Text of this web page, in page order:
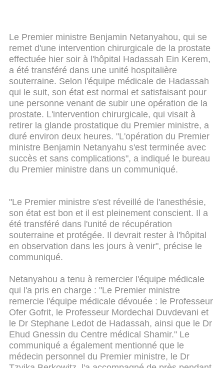
Le Premier ministre Benjamin Netanyahou, qui se
remet d'une intervention chirurgicale de la prostate
effectuée hier soir à l'hôpital Hadassah Ein Kerem,
a été transféré dans une unité hospitalière
souterraine. Selon l'équipe médicale de Hadassah
qui le suit, son état est normal et satisfaisant pour
une personne venant de subir une opération de la
prostate. L'intervention chirurgicale, qui visait à
retirer la glande prostatique du Premier ministre, a
duré environ deux heures. "L'opération du Premier
ministre Benjamin Netanyahu s'est terminée avec
succès et sans complications", a indiqué le bureau
du Premier ministre dans un communiqué.
"Le Premier ministre s'est réveillé de l'anesthésie,
son état est bon et il est pleinement conscient. Il a
été transféré dans l'unité de récupération
souterraine et protégée. Il devrait rester à l'hôpital
en observation dans les jours à venir", précise le
communiqué.
Netanyahou a tenu à remercier l'équipe médicale
qui l'a pris en charge : "Le Premier ministre
remercie l'équipe médicale dévouée : le Professeur
Ofer Gofrit, le Professeur Mordechai Duvdevani et
le Dr Stephane Ledot de Hadassah, ainsi que le Dr
Ehud Gnessin du Centre médical Shamir." Le
communiqué a également mentionné que le
médecin personnel du Premier ministre, le Dr